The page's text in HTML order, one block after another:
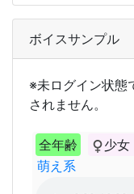
ボイスサンプル
※未ログイン状態
されません。
全年齢 少女
萌え系